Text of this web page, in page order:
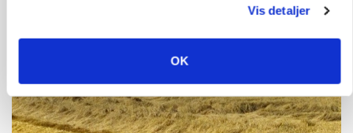
Vis detaljer
OK